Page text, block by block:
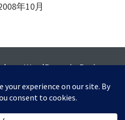
年10月
WordPress と Business
て構築しています。